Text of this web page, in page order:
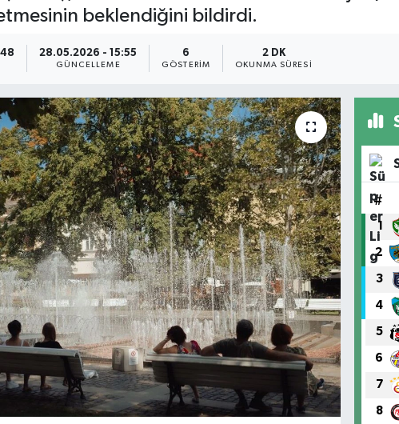
beklendiğini bildirdi.
28.05.2026 - 15:55
GÜNCELLEME
6
GÖSTERIM
2 DK
OKUNMA SÜRESI
#
1
2
3
4
5
6
7
8